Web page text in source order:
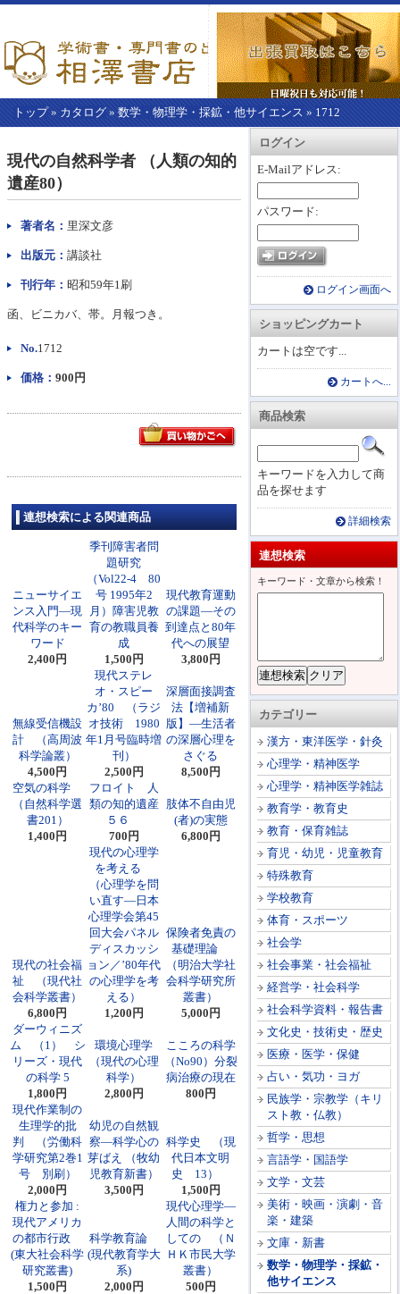
トップ» カタログ » 数学・物理学・採鉱・他サイエンス » 1712
カートを見る
ログイン
E-Mailアドレス:
パスワード:
ログイン画面へ
ショッピングカート
カートは空です...
カートへ...
商品検索
キーワードを入力して商
品を探せます
詳細検索
連想検索
キーワード・文章から検索！
カテゴリー
漢方・東洋医学・針灸
心理学・精神医学
心理学・精神医学雑誌
教育学・教育史
教育・保育雑誌
育児・幼児・児童教育
特殊教育
学校教育
体育・スポーツ
社会学
社会事業・社会福祉
経営学・社会科学
社会科学資料・報告書
文化史・技術史・歴史
医療・医学・保健
占い・気功・ヨガ
民族学・宗教学（キリ
スト教・仏教）
哲学・思想
言語学・国語学
文学・文芸
美術・映画・演劇・音
楽・建築
文庫・新書
数学・物理学・採鉱・
他サイエンス
こ
か
ら
本
文】
現代の自然科学者 （人類の知的
遺産80）
著者名： 里深文彦
出版元： 講談社
刊行年： 昭和59年1刷
函、ビニカバ、帯。月報つき。
No.1712
価格： 900円
連想検索による関連商品
ニューサイエ
ンス入門―現
代科学のキー
ワード
2,400円
季刊障害者問
題研究
（Vol22-4 80
号 1995年2
月）障害児教
育の教職員養
成
1,500円
現代教育運動
の課題―その
到達点と80年
代への展望
3,800円
無線受信機設
計 （高周波
科学論叢）
4,500円
現代ステレ
オ・スピー
カ’80 （ラジ
オ技術 1980
年1月号臨時増
刊）
2,500円
深層面接調査
法【増補新
版】―生活者
の深層心理を
さぐる
8,500円
空気の科学
（自然科学選
書201）
1,400円
フロイト 人
類の知的遺産
５６
700円
肢体不自由児
(者)の実態
6,800円
現代の社会福
祉 （現代社
会科学叢書）
6,800円
現代の心理学
を考える
（心理学を問
い直す―日本
心理学会第45
回大会パネル
ディスカッシ
ョン／’80年代
の心理学を考
える）
1,200円
保険者免責の
基礎理論
（明治大学社
会科学研究所
叢書）
5,000円
ダーウィニズ
ム （1） シ
リーズ・現代
の科学 5
1,800円
環境心理学
（現代の心理
科学）
2,800円
こころの科学
（No90）分裂
病治療の現在
800円
現代作業制の
生理学的批
判 （労働科
学研究第2巻1
号 別刷）
2,000円
幼児の自然観
察―科学心の
芽ばえ （牧幼
児教育新書）
3,500円
科学史 （現
代日本文明
史 13）
1,500円
権力と参加 :
現代アメリカ
の都市行政
(東大社会科学
研究叢書)
1,500円
科学教育論
(現代教育学大
系)
2,000円
現代心理学―
人間の科学と
しての （Ｎ
ＨＫ市民大学
叢書）
500円